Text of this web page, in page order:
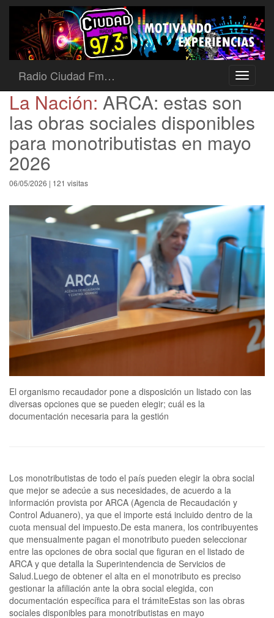
Toggle
Radio Ciudad Fm…
La Nación: ARCA: estas son
las obras sociales disponibles
para monotributistas en mayo
2026
06/05/2026 | 121 visitas
El organismo recaudador pone a disposición un listado con las
diversas opciones que se pueden elegir; cuál es la
documentación necesaria para la gestión
Los monotributistas de todo el país pueden elegir la obra social
que mejor se adecúe a sus necesidades, de acuerdo a la
información provista por ARCA (Agencia de Recaudación y
Control Aduanero), ya que el importe está incluido dentro de la
cuota mensual del impuesto.De esta manera, los contribuyentes
que mensualmente pagan el monotributo pueden seleccionar
entre las opciones de obra social que figuran en el listado de
ARCA y que detalla la Superintendencia de Servicios de
Salud.Luego de obtener el alta en el monotributo es preciso
gestionar la afiliación ante la obra social elegida, con
documentación específica para el trámiteEstas son las obras
sociales disponibles para monotributistas en mayo